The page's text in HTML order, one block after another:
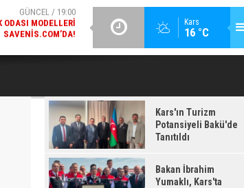
Kars
16 °C
GÜNCEL / 18:38
TANITILDI
BAKAN İBRAHIM YUMAKLI,
Kars'ın Turizm
Potansiyeli Bakü'de
Tanıtıldı
Bakan İbrahim
Yumaklı, Kars'ta